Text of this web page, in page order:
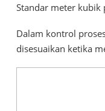
Standar meter
Dalam kontrol
disesuaikan ketika